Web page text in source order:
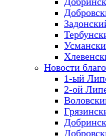
Новости
1-ый
2-ой